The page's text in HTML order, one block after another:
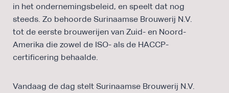
in het ondernemingsbeleid, en speelt dat nog
steeds. Zo behoorde Surinaamse Brouwerij N.V.
tot de eerste brouwerijen van Zuid- en Noord-
Amerika die zowel de ISO- als de HACCP-
certificering behaalde.
Vandaag de dag stelt Surinaamse Brouwerij N.V.